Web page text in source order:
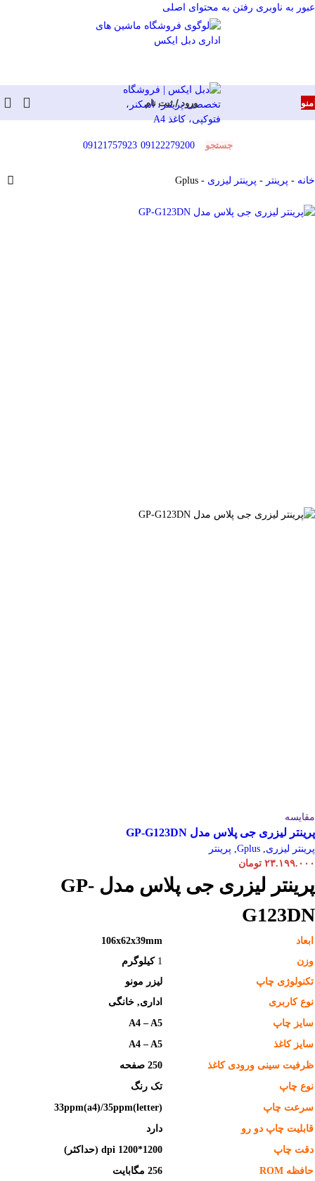
عبور به ناوبری رفتن به محتوای اصلی
منو ورود / ثبت نام
جستجو 09122279200
09121757923
خانه - پرینتر - پرینتر لیزری -
Gplus
مقایسه
پرینتر لیزری جی پلاس مدل GP-G123DN
پرینتر لیزری,
Gplus
, پرینتر
۲۳.۱۹۹.۰۰۰ تومان
پرینتر لیزری جی پلاس مدل GP-
G123DN
ابعاد
106x62x39mm
وزن
1 کیلوگرم
تکنولوژی چاپ
لیزر مونو
نوع کاربری
اداری, خانگی
سایز چاپ
A4 – A5
سایز کاغذ
A4 – A5
ظرفیت سینی ورودی کاغذ
250 صفحه
نوع چاپ
تک رنگ
سرعت چاپ
(letter)33ppm(a4)/35ppm
قابلیت چاپ دو رو
دارد
دقت چاپ
1200*1200 dpi (حداکثر)
حافظه ROM
256 مگابایت